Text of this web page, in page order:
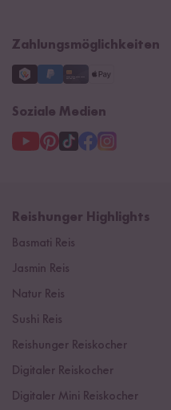
Zahlungsmöglichkeiten
Soziale Medien
Reishunger Highlights
Basmati Reis
Jasmin Reis
Natur Reis
Sushi Reis
Reishunger Reiskocher
Digitaler Reiskocher
Digitaler Mini Reiskocher